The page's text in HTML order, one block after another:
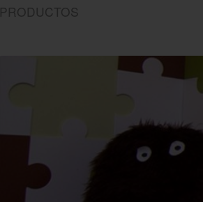
PRODUCTOS